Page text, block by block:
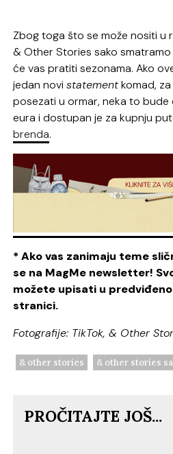
Zbog toga što se može nositi u
& Other Stories sako
će vas pratiti sezonama. Ako
jedan novistatementkomad,
posezati u ormar, neka to bude
eura i dostupan je za kupnju
brenda.
* Ako vas zanimaju teme
se na MagMe newsletter!
možete upisati u
stranici.
Fotografije: TikTok, & Other
& other stories & other stories
PROČITAJTE JOŠ...